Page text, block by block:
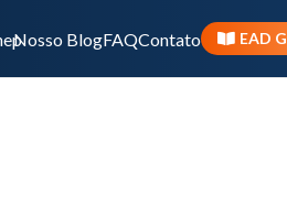
Nosso BlogFAQContato EAD